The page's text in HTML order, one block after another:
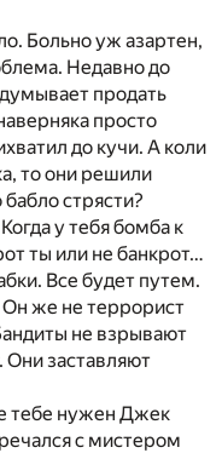
Больно уж азартен,
Недавно до
продать
просто
до кучи. А коли
то они решили
стрясти?
у тебя бомба к
ты или не банкрот…
Все будет путем.
Он же не террорист
не взрывают
заставляют
тебе нужен Джек
с мистером